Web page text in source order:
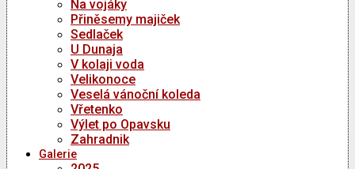
Na vojáky
Přiněsemy majiček
Sedlaček
U Dunaja
V kolaji voda
Velikonoce
Veselá vánoční koleda
Vřetenko
Výlet po Opavsku
Zahradnik
Galerie